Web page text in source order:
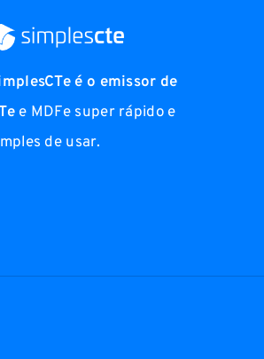
é o emissor de
e MDFe super rápido e
de usar.